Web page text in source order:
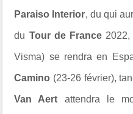
Paraiso Interior, du qui
du Tour de France
Visma) se rendra en
Camino (23-26 février),
Van Aert attendra le